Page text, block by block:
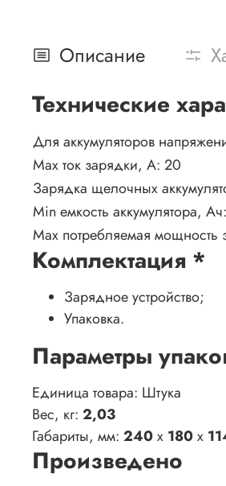
Описание
Технические
Для аккумуляторов
Max ток зарядки, А: 20
Зарядка щелочных
Min емкость аккумулятора, Ач:
Max потребляемая мощность
Комплектация *
Зарядное устройство;
Упаковка.
Параметры
Единица товара: Штука
Вес, кг: 2,03
Габариты, мм: 240x 180x
Произведено